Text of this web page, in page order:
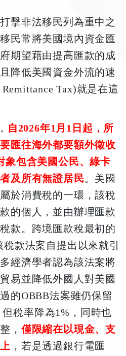
擊非法移民列為重中之
民常將美國境內資金匯
期望藉由提高匯款的成
降低美國資金外流的速
Tax)就是在這
自2026年1月1日起，所
匯往海外都要額外徵收
象包含美國公民、綠卡
及所有無證居民。美國
於消費稅的一環，該稅
的個人，並由辦理匯款
款。跨境匯款稅最初的
款法案自提出以來就引
經濟學者認為該法案將
易並降低外國人對美國
的OBBB法案雖仍保留
但稅率降為1%，同時也
，僅限縮在以現金、支
，若是透過銀行電匯